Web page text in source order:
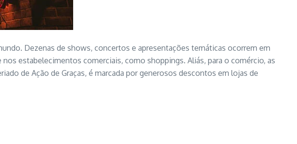
Dezenas de shows, concertos e apresentações temáticas ocorrem em
estabelecimentos comerciais, como shoppings. Aliás, para o comércio, as
de Ação de Graças, é marcada por generosos descontos em lojas de